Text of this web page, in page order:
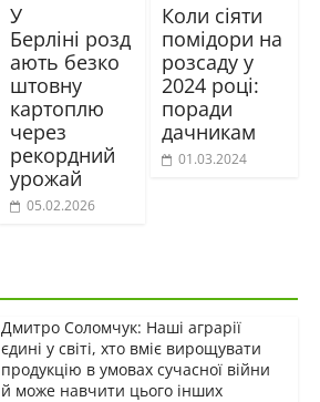
У
Берліні розд
ають безко
штовну
картоплю
через
рекордний
урожай
05.02.2026
Коли сіяти
помідори на
розсаду у
2024 році:
поради
дачникам
01.03.2024
Дмитро Соломчук: Наші аграрії
єдині у світі, хто вміє вирощувати
продукцію в умовах сучасної війни
й може навчити цього інших